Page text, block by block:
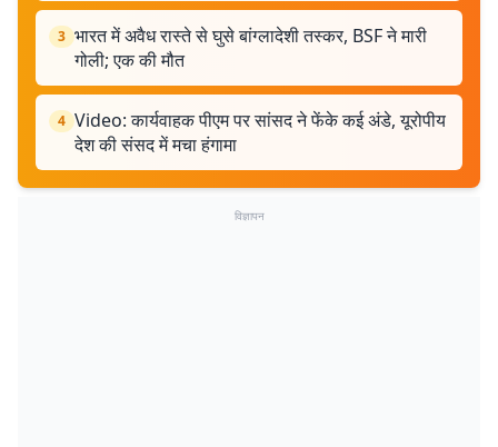
3 भारत में अवैध रास्ते से घुसे बांग्लादेशी तस्कर, BSF ने मारी
गोली; एक की मौत
4 Video: कार्यवाहक पीएम पर सांसद ने फेंके कई अंडे, यूरोपीय
देश की संसद में मचा हंगामा
विज्ञापन